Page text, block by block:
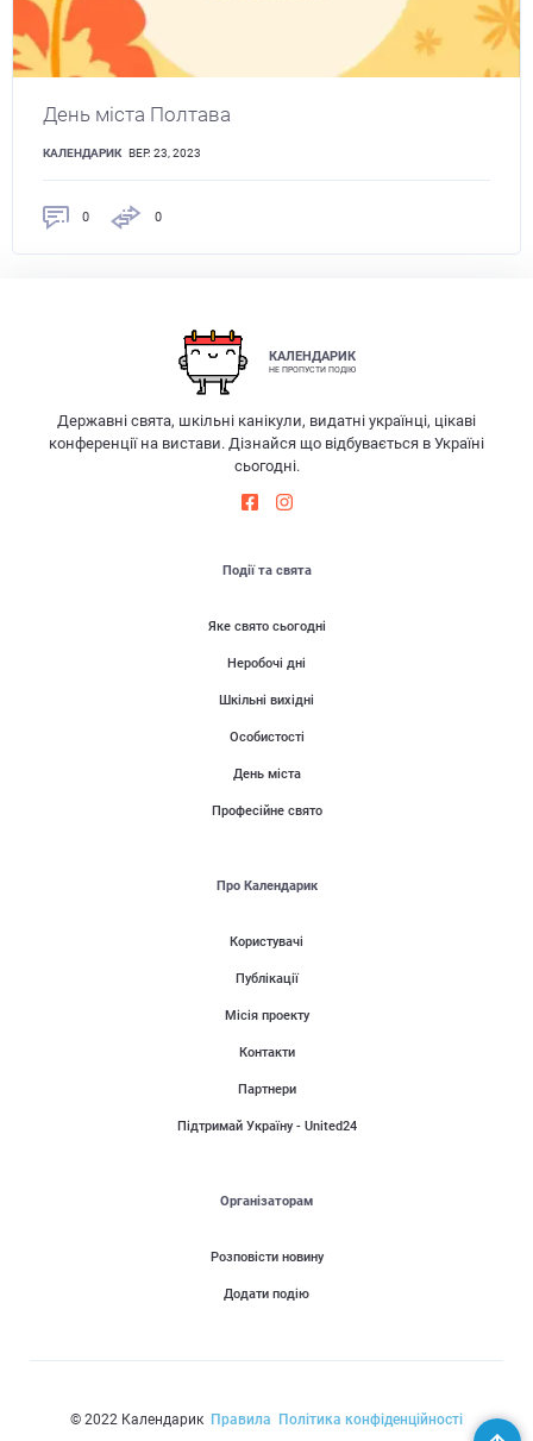
День міста Полтава
КАЛЕНДАРИК ВЕР. 23, 2023
0 0
КАЛЕНДАРИК
НЕ ПРОПУСТИ ПОДІЮ
Державні свята, шкільні канікули, видатні українці, цікаві
конференції на вистави. Дізнайся що відбувається в Україні
сьогодні.
Події та свята
Яке свято сьогодні
Неробочі дні
Шкільні вихідні
Особистості
День міста
Професійне свято
Про Календарик
Користувачі
Публікації
Місія проекту
Контакти
Партнери
Підтримай Україну - United24
Організаторам
Розповісти новину
Додати подію
© 2022 Календарик Правила Політика конфіденційності